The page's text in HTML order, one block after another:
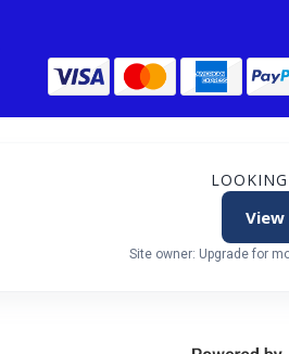
Site owner: Upgrade for